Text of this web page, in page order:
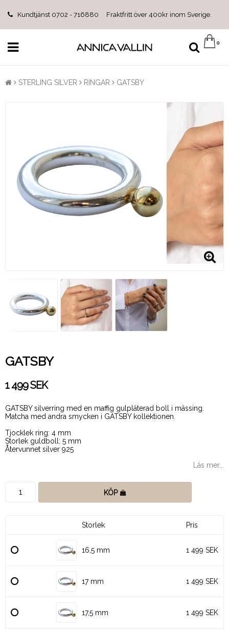
Kundtjänst 0702 - 716880 Fraktfritt över 400kr inom Sverige.
0
STERLING SILVER RINGAR GATSBY
GATSBY
1 499 SEK
GATSBY silverring med en maffig gulpläterad boll i mässing.
Matcha med andra smycken i GATSBY kollektionen.
Tjocklek ring: 4 mm
Storlek guldboll: 5 mm
Återvunnet silver 925
Läs mer...
KÖP
Storlek Pris
16,5 mm 1 499 SEK
17 mm 1 499 SEK
17,5 mm 1 499 SEK